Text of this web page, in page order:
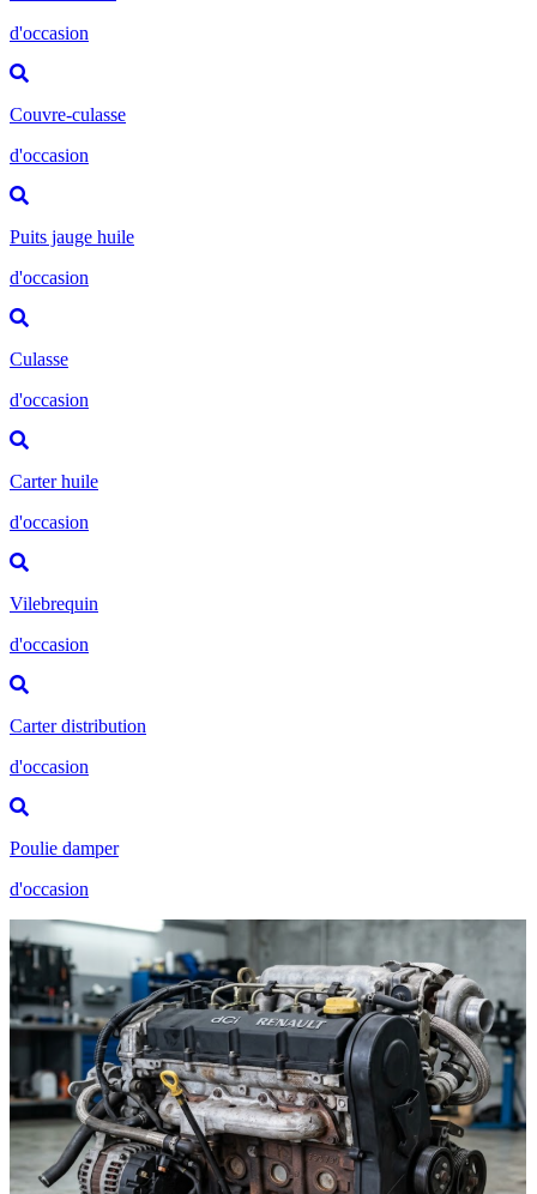
d'occasion
Couvre-culasse
d'occasion
Puits jauge huile
d'occasion
Culasse
d'occasion
Carter huile
d'occasion
Vilebrequin
d'occasion
Carter distribution
d'occasion
Poulie damper
d'occasion